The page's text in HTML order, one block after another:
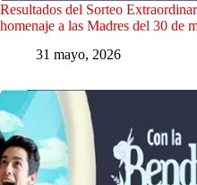
Resultados del Sorteo
homenaje a las Madres del 30 de
31 mayo, 2026